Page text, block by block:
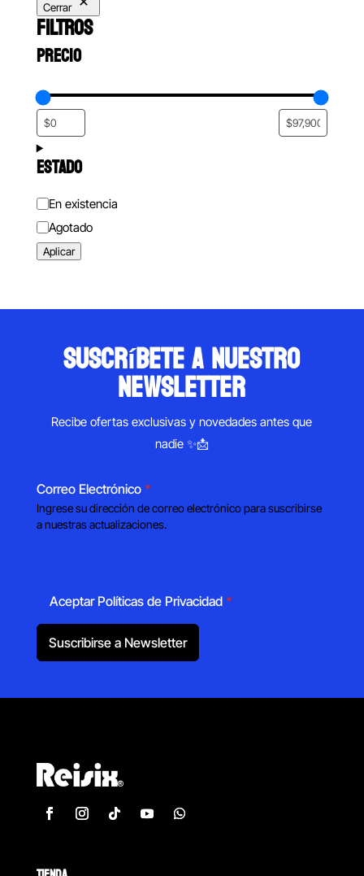
Cerrar
FILTROS
PRECIO
ESTADO
Estado
En existencia
Agotado
Aplicar
suscríbete a nuestro
newsletter
Recibe ofertas exclusivas y novedades antes que
nadie ✨📩
Correo Electrónico *
Ingrese su dirección de correo electrónico para suscribirse
a nuestras actualizaciones.
Aceptar Políticas de Privacidad *
Suscribirse a Newsletter